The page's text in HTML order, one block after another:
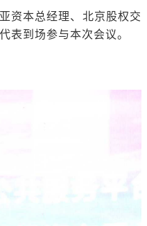
资本总经理、北京股权交
表到场参与本次会议。